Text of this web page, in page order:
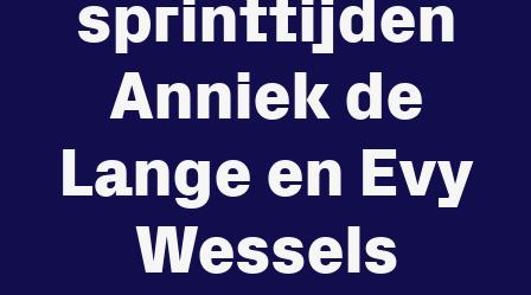
Worstelen
Prestaties op afstanden
zet je samen
Running
Anniek de
Lange en Evy
Wessels